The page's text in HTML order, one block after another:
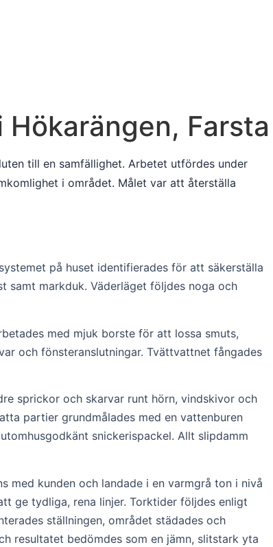
Farsta
till en samfällighet. Arbetet utfördes under
i området. Målet var att återställa
på huset identifierades för att säkerställa
markduk. Väderläget följdes noga och
med mjuk borste för att lossa smuts,
och fönsteranslutningar. Tvättvattnet fångades
sprickor och skarvar runt hörn, vindskivor och
partier grundmålades med en vattenburen
snickerispackel. Allt slipdamm
med kunden och landade i en varmgrå ton i nivå
ge tydliga, rena linjer. Torktider följdes enligt
ställningen, området städades och
resultatet bedömdes som en jämn, slitstark yta